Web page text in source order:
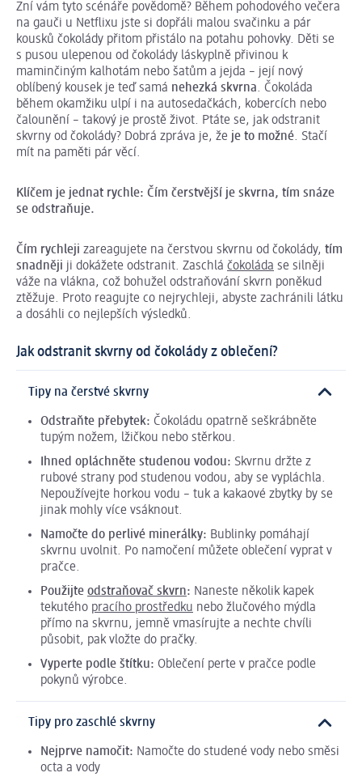
Zní vám tyto scénáře povědomě? Během pohodového večera
na gauči u Netflixu jste si dopřáli malou svačinku a pár
kousků čokolády přitom přistálo na potahu pohovky. Děti se
s pusou ulepenou od čokolády láskyplně přivinou k
maminčiným kalhotám nebo šatům a jejda – její nový
oblíbený kousek je teď samá nehezká skvrna. Čokoláda
během okamžiku ulpí i na autosedačkách, kobercích nebo
čalounění – takový je prostě život. Ptáte se, jak odstranit
skvrny od čokolády? Dobrá zpráva je, že je to možné. Stačí
mít na paměti pár věcí.
Klíčem je jednat rychle: Čím čerstvější je skvrna, tím snáze
se odstraňuje.
Čím rychleji zareagujete na čerstvou skvrnu od čokolády, tím
snadněji ji dokážete odstranit. Zaschlá čokoláda se silněji
váže na vlákna, což bohužel odstraňování skvrn poněkud
ztěžuje. Proto reagujte co nejrychleji, abyste zachránili látku
a dosáhli co nejlepších výsledků.
Jak odstranit skvrny od čokolády z oblečení?
Tipy na čerstvé skvrny
Odstraňte přebytek: Čokoládu opatrně seškrábněte
tupým nožem, lžičkou nebo stěrkou.
Ihned opláchněte studenou vodou: Skvrnu držte z
rubové strany pod studenou vodou, aby se vypláchla.
Nepoužívejte horkou vodu – tuk a kakaové zbytky by se
jinak mohly více vsáknout.
Namočte do perlivé minerálky: Bublinky pomáhají
skvrnu uvolnit. Po namočení můžete oblečení vyprat v
pračce.
Použijte odstraňovač skvrn: Naneste několik kapek
tekutého pracího prostředku nebo žlučového mýdla
přímo na skvrnu, jemně vmasírujte a nechte chvíli
působit, pak vložte do pračky.
Vyperte podle štítku: Oblečení perte v pračce podle
pokynů výrobce.
Tipy pro zaschlé skvrny
Nejprve namočit: Namočte do studené vody nebo směsi
octa a vody